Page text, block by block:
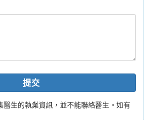
提交
醫生的執業資訊，並不能聯絡醫生。如有